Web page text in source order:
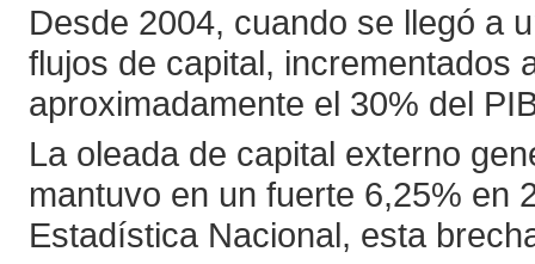
Desde 2004, cuando se llegó a
flujos de capital, incrementados
aproximadamente el 30% del
La oleada de capital externo
mantuvo en un fuerte 6,25% en
Estadística Nacional, esta